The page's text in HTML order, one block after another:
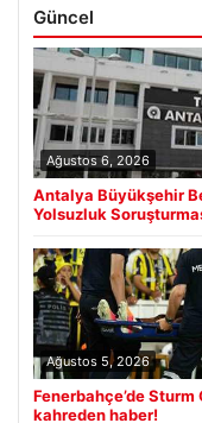
Güncel
Ağustos 6, 2026
Antalya Büyükşehir
Yolsuzluk
Ağustos 5, 2026
Fenerbahçe’de Sturm
kahreden haber!